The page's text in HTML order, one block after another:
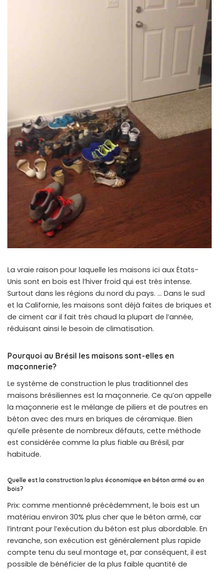
La vraie raison pour laquelle les maisons ici aux États-
Unis sont en bois est l’hiver froid qui est très intense.
Surtout dans les régions du nord du pays. … Dans le sud
et la Californie, les maisons sont déjà faites de briques et
de ciment car il fait très chaud la plupart de l’année,
réduisant ainsi le besoin de climatisation.
Pourquoi au Brésil les maisons sont-elles en
maçonnerie?
Le système de construction le plus traditionnel des
maisons brésiliennes est la maçonnerie. Ce qu’on appelle
la maçonnerie est le mélange de piliers et de poutres en
béton avec des murs en briques de céramique. Bien
qu’elle présente de nombreux défauts, cette méthode
est considérée comme la plus fiable au Brésil, par
habitude.
Quelle est la construction la plus économique en béton armé ou en
bois?
Prix: comme mentionné précédemment, le bois est un
matériau environ 30% plus cher que le béton armé, car
l’intrant pour l’exécution du béton est plus abordable. En
revanche, son exécution est généralement plus rapide
compte tenu du seul montage et, par conséquent, il est
possible de bénéficier de la plus faible quantité de